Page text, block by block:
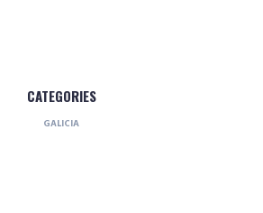
CATEGORIES
GALICIA